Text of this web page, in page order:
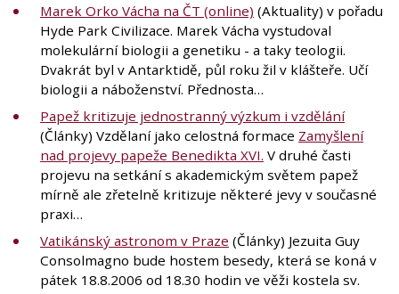
Marek Orko Vácha na ČT (online) (Aktuality) v pořadu
Hyde Park Civilizace. Marek Vácha vystudoval
molekulární biologii a genetiku - a taky teologii.
Dvakrát byl v Antarktidě, půl roku žil v klášteře. Učí
biologii a náboženství. Přednosta…
Papež kritizuje jednostranný výzkum i vzdělání
(Články) Vzdělaní jako celostná formace Zamyšlení
nad projevy papeže Benedikta XVI. V druhé časti
projevu na setkání s akademickým světem papež
mírně ale zřetelně kritizuje některé jevy v současné
praxi…
Vatikánský astronom v Praze (Články) Jezuita Guy
Consolmagno bude hostem besedy, která se koná v
pátek 18.8.2006 od 18.30 hodin ve věži kostela sv.